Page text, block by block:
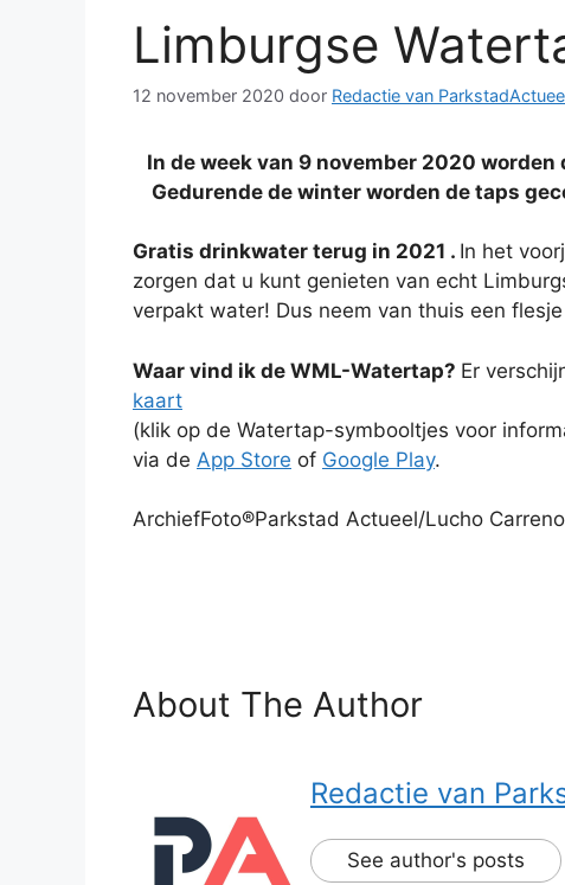
Limburgse
12 november 2020 door Redactie van
In de week van 9 november 2020
Gedurende de winter worden de taps
Gratis drinkwater terug in 2021 . In het
zorgen dat u kunt genieten van echt
verpakt water! Dus neem van thuis een
Waar vind ik de WML-Watertap? Er
kaart
(klik op de Watertap-symbooltjes voor
via de App Store of Google Play.
ArchiefFoto®Parkstad Actueel/Lucho Carreno
About The Author
Redactie van
See author's posts